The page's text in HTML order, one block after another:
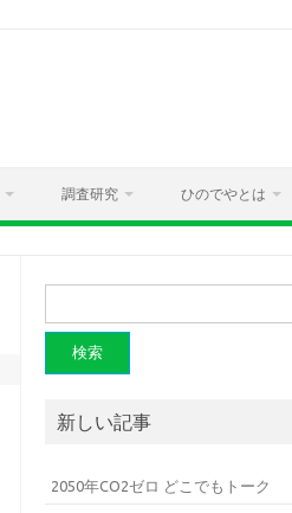
調査研究 ひのでやとは
索:
新しい記事
2050年CO2ゼロ どこでもトーク